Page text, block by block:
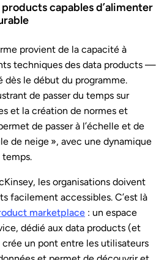
capables d’alimenter
provient de la capacité à
techniques des data products —
le début du programme.
de passer du temps sur
et la création de normes et
de passer à l’échelle et de
de neige », avec une dynamique
temps.
les organisations doivent
facilement accessibles. C’est là
marketplace : un espace
dédié aux data products (et
un pont entre les utilisateurs